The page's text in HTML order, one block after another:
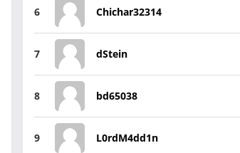
6 Chichar32314
7 dStein
8 bd65038
9 L0rdM4dd1n